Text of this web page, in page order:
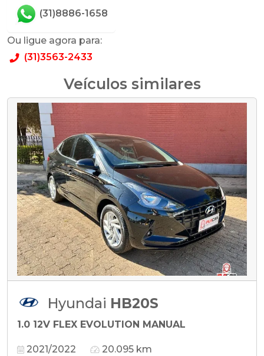
(31)8886-1658
Ou ligue agora para:
(31)3563-2433
Veículos similares
Hyundai HB20S
1.0 12V FLEX EVOLUTION MANUAL
2021/2022 20.095 km